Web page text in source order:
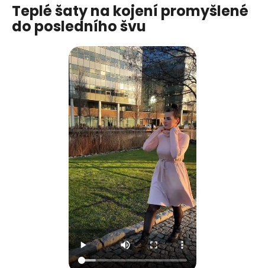
Teplé šaty na kojení promyšlené
do posledního švu